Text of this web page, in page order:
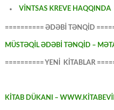
VİNTSAS KREVE HAQQINDA
========== ƏDƏBİ TƏNQİD
MÜSTƏQİL ƏDƏBİ TƏNQİD –
========== YENİ KİTABLAR
KİTAB DÜKANI –